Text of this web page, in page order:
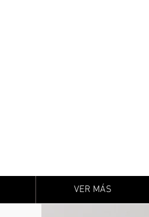
VER MÁS